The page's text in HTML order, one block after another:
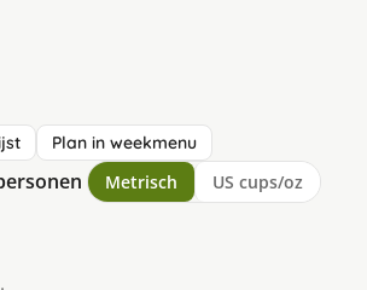
Plan in weekmenu
Metrisch US cups/oz